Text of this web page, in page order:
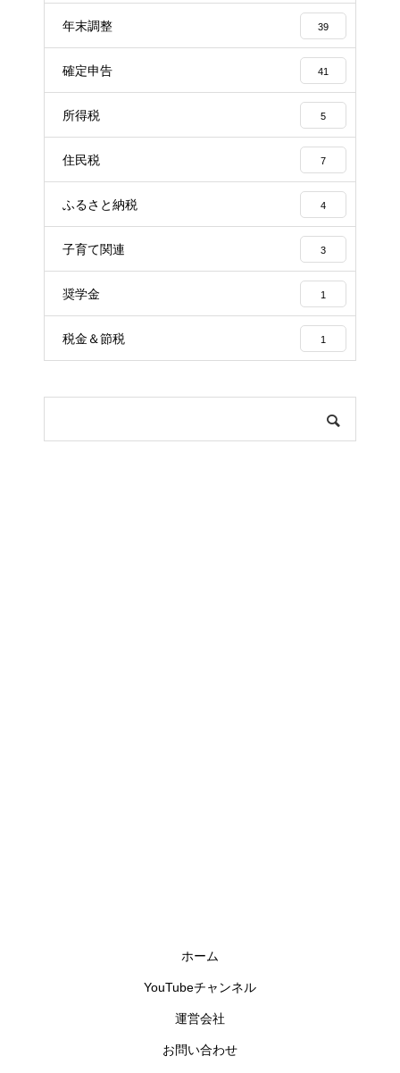
年末調整 39
確定申告 41
所得税 5
住民税 7
ふるさと納税 4
子育て関連 3
奨学金 1
税金＆節税 1
ホーム
YouTubeチャンネル
運営会社
お問い合わせ